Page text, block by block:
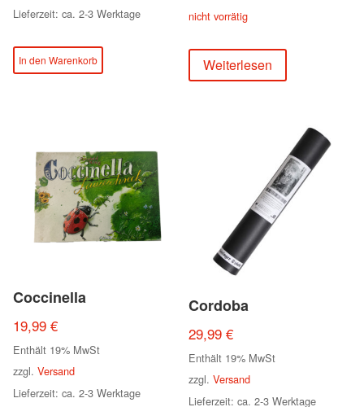
Lieferzeit: ca. 2-3 Werktage
In den Warenkorb
nicht vorrätig
Weiterlesen
Coccinella
19,99 €
Enthält 19% MwSt
zzgl. Versand
Lieferzeit: ca. 2-3 Werktage
Cordoba
29,99€
Enthält 19% MwSt
zzgl.Versand
Lieferzeit: ca. 2-3 Werktage